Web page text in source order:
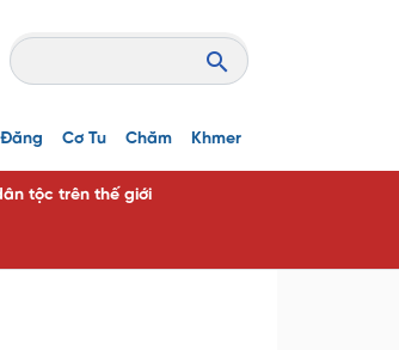
Cơ Tu Chăm Khmer
tộc trên thế giới